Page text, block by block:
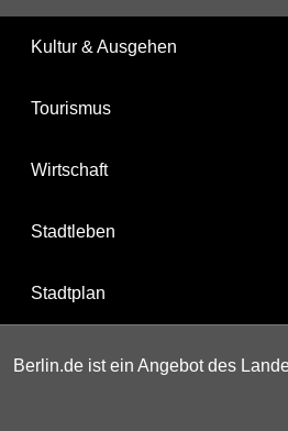
Kultur & Ausgehen
Tourismus
Wirtschaft
Stadtleben
Stadtplan
Berlin.de ist ein Angebot des